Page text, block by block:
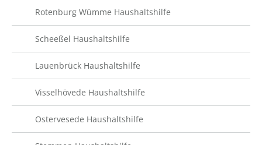
Rotenburg Wümme Haushaltshilfe
Scheeßel Haushaltshilfe
Lauenbrück Haushaltshilfe
Visselhövede Haushaltshilfe
Ostervesede Haushaltshilfe